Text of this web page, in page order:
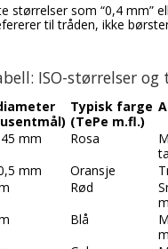
størrelser som “0,4 mm”
til tråden, ikke
ISO-størrelser
Typisk farge
(TePe m.fl.)
mm Rosa
mm Oransje
Rød
Blå